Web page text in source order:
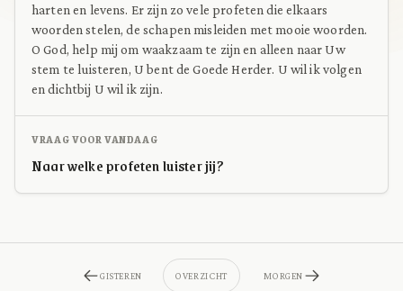
harten en levens. Er zijn zo vele profeten die elkaars
woorden stelen, de schapen misleiden met mooie woorden.
O God, help mij om waakzaam te zijn en alleen naar Uw
stem te luisteren, U bent de Goede Herder. U wil ik volgen
en dichtbij U wil ik zijn.
VRAAG VOOR VANDAAG
Naar welke profeten luister jij?
GISTEREN OVERZICHT MORGEN